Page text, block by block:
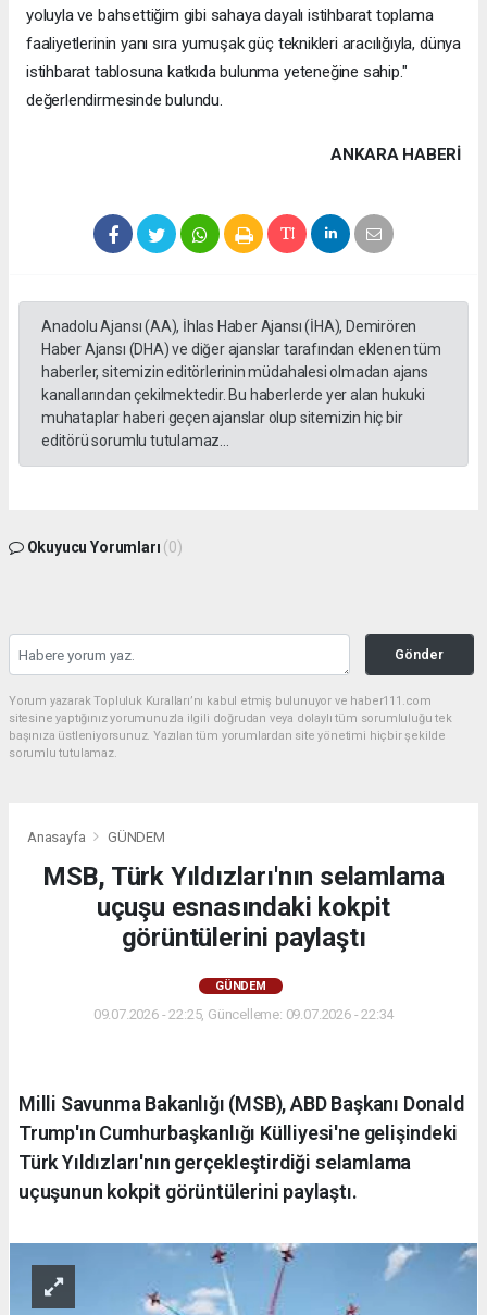
yoluyla ve bahsettiğim gibi sahaya dayalı istihbarat toplama
faaliyetlerinin yanı sıra yumuşak güç teknikleri aracılığıyla, dünya
istihbarat tablosuna katkıda bulunma yeteneğine sahip."
değerlendirmesinde bulundu.
ANKARA HABERİ
Anadolu Ajansı (AA), İhlas Haber Ajansı (İHA), Demirören
Haber Ajansı (DHA) ve diğer ajanslar tarafından eklenen tüm
haberler, sitemizin editörlerinin müdahalesi olmadan ajans
kanallarından çekilmektedir. Bu haberlerde yer alan hukuki
muhataplar haberi geçen ajanslar olup sitemizin hiç bir
editörü sorumlu tutulamaz...
Okuyucu Yorumları (0)
Gönder
Yorum yazarak Topluluk Kuralları’nı kabul etmiş bulunuyor ve haber111.com
sitesine yaptığınız yorumunuzla ilgili doğrudan veya dolaylı tüm sorumluluğu tek
başınıza üstleniyorsunuz. Yazılan tüm yorumlardan site yönetimi hiçbir şekilde
sorumlu tutulamaz.
Anasayfa GÜNDEM
MSB, Türk Yıldızları'nın selamlama
uçuşu esnasındaki kokpit
görüntülerini paylaştı
GÜNDEM
09.07.2026 - 22:25, Güncelleme: 09.07.2026 - 22:34
Milli Savunma Bakanlığı (MSB), ABD Başkanı Donald
Trump'ın Cumhurbaşkanlığı Külliyesi'ne gelişindeki
Türk Yıldızları'nın gerçekleştirdiği selamlama
uçuşunun kokpit görüntülerini paylaştı.